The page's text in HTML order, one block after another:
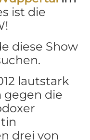
ist die
diese Show
lautstark
gegen die
drei von